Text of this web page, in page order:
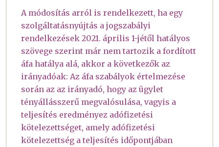
A módosítás arról is rendelkezett, ha egy
szolgáltatásnyújtás a jogszabályi
rendelkezések 2021. április 1-jétől hatályos
szövege szerint már nem tartozik a fordított
áfa hatálya alá, akkor a következők az
irányadóak: Az áfa szabályok értelmezése
során az az irányadó, hogy az ügylet
tényállásszerű megvalósulása, vagyis a
teljesítés eredményez adófizetési
kötelezettséget, amely adófizetési
kötelezettség a teljesítés időpontjában